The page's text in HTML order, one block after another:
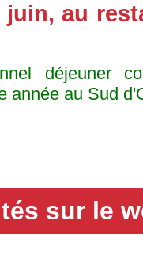
juin, au
déjeuner
année au Sud
sur le